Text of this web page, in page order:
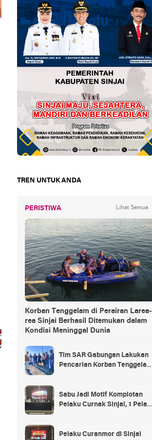
TREN UNTUK ANDA
PERISTIWA Lihat Semua
Korban Tenggelam di Perairan Larea-
rea Sinjai Berhasil Ditemukan dalam
Kondisi Meninggal Dunia
Tim SAR Gabungan Lakukan
Pencarian Korban Tenggelam
Sabu Jadi Motif Komplotan
Pelaku Curnak Sinjai, 1 Pelaku
Pelaku Curanmor di Sinjai